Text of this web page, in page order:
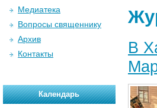
В
Медиатека
Вопросы священнику
Архив
Контакты
Календарь